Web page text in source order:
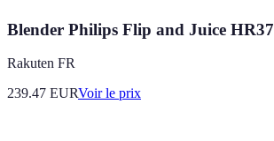
Blender Philips Flip and Juice
Rakuten FR
239.47 EURVoir le prix